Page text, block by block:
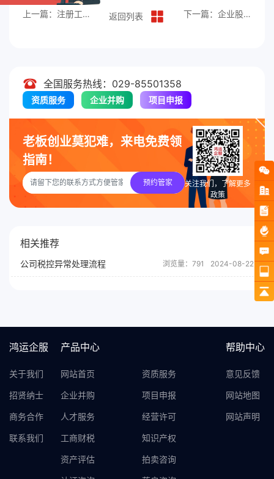
上一篇：注册工商执照的办理流程 返回列表 下一篇：企业股权变更流程解析
全国服务热线：029-85501358
资质服务 企业并购 项目申报
老板创业莫犯难，来电免费领
指南！
预约管家
关注我们，了解更多
政策
相关推荐
公司税控异常处理流程 浏览量：791 2024-08-22
鸿运企服
关于我们
招贤纳士
商务合作
联系我们
产品中心
网站首页 资质服务
企业并购 项目申报
人才服务 经营许可
工商财税 知识产权
资产评估 拍卖咨询
帮助中心
意见反馈
网站地图
网站声明